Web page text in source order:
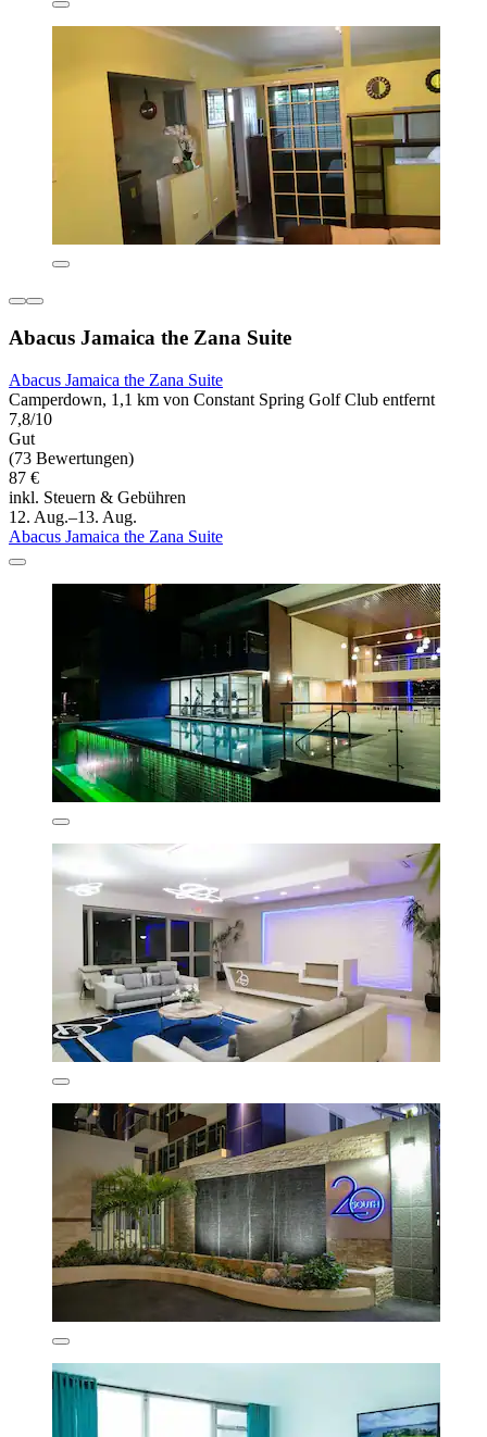
Abacus Jamaica the Zana Suite
Abacus Jamaica the Zana Suite
Camperdown, 1,1 km von Constant Spring Golf Club entfernt
7,8/10
Gut
(73 Bewertungen)
87 €
inkl. Steuern & Gebühren
12. Aug.–13. Aug.
Abacus Jamaica the Zana Suite